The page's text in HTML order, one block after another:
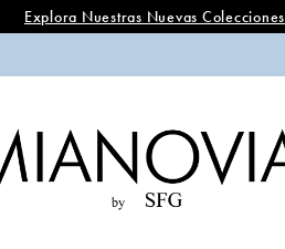
Explora Nuestras Nuevas Colecciones